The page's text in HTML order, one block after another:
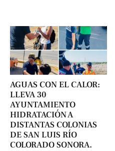
AGUAS CON EL CALOR:
LLEVA 30
AYUNTAMIENTO
HIDRATACIÓN A
DISTANTAS COLONIAS
DE SAN LUIS RÍO
COLORADO SONORA.